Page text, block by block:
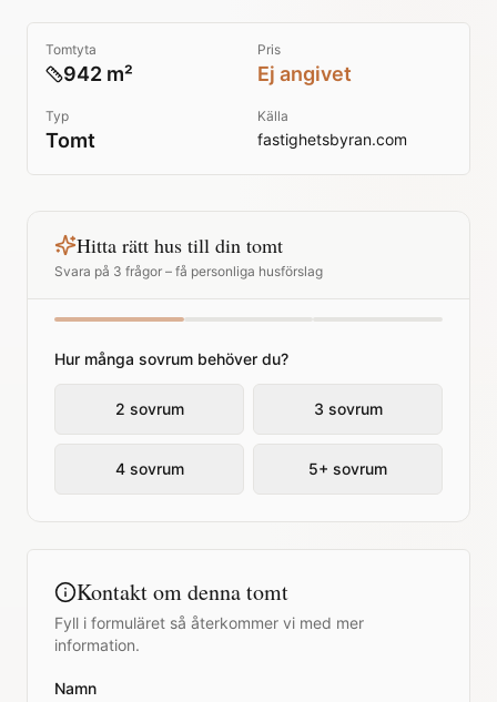
Tomtyta
942 m²
Pris
Ej angivet
Typ
Tomt
Källa
fastighetsbyran.com
Hitta rätt hus till din tomt
Svara på 3 frågor – få personliga husförslag
Hur många sovrum behöver du?
2 sovrum 3 sovrum
4 sovrum 5+ sovrum
Kontakt om denna tomt
Fyll i formuläret så återkommer vi med mer
information.
Namn